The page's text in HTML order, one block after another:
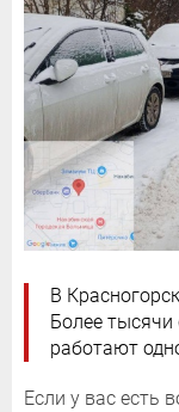
В
Более тысячи
работают
Если у вас есть